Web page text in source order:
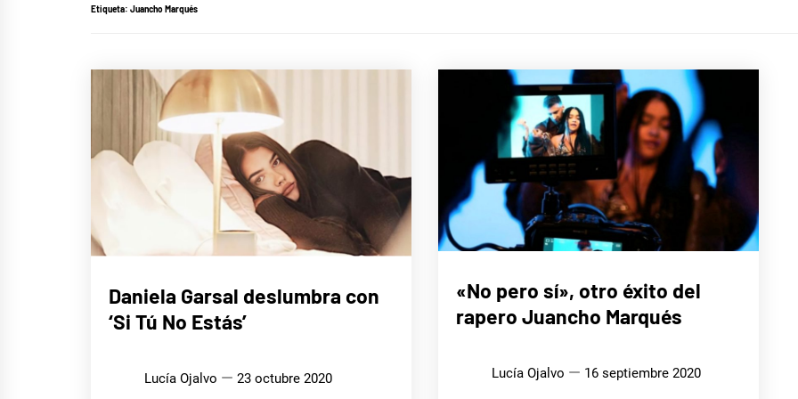
Etiqueta: Juancho Marqués
Daniela Garsal deslumbra con
‘Si Tú No Estás’
Lucía Ojalvo 23 octubre 2020
«No pero sí», otro éxito del
rapero Juancho Marqués
Lucía Ojalvo 16 septiembre 2020